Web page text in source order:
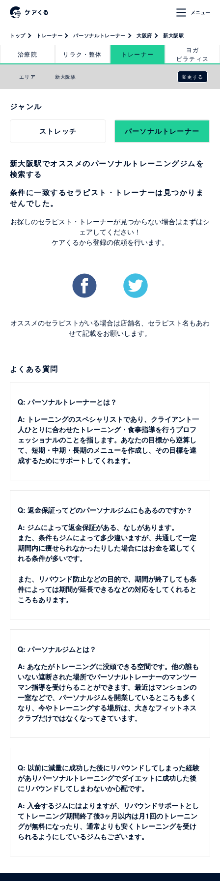
メニュー
トップ トレーナー パーソナルトレーナー 大阪府 新大阪駅
治療院 リラク・整体 トレーナー
ヨガ
ピラティス
エリア 新大阪駅 変更する
ジャンル
ストレッチ パーソナルトレーナー
新大阪駅でオススメのパーソナルトレーニングジムを
検索する
条件に一致するセラピスト・トレーナーは見つかりま
せんでした。
お探しのセラピスト・トレーナーが見つからない場合はまずはシ
ェアしてください！
ケアくるから登録の依頼を行います。
オススメのセラピストがいる場合は店舗名、セラピスト名もあわ
せて記載をお願いします。
よくある質問
Q: パーソナルトレーナーとは？
A: トレーニングのスペシャリストであり、クライアント一
人ひとりに合わせたトレーニング・食事指導を行うプロフ
ェッショナルのことを指します。あなたの目標から逆算し
て、短期・中期・長期のメニューを作成し、その目標を達
成するためにサポートしてくれます。
Q: 返金保証ってどのパーソナルジムにもあるのですか？
A: ジムによって返金保証がある、なしがあります。
また、条件もジムによって多少違いますが、共通して一定
期間内に痩せられなかったりした場合にはお金を返してく
れる条件が多いです。
また、リバウンド防止などの目的で、期間が終了しても条
件によっては期間が延長できるなどの対応をしてくれると
ころもあります。
Q: パーソナルジムとは？
A: あなたがトレーニングに没頭できる空間です。他の誰も
いない遮断された場所でパーソナルトレーナーのマンツー
マン指導を受けらることができます。最近はマンションの
一室などで、パーソナルジムを開業しているところも多く
なり、今やトレーニングする場所は、大きなフィットネス
クラブだけではなくなってきています。
Q: 以前に減量に成功した後にリバウンドしてしまった経験
がありパーソナルトレーニングでダイエットに成功した後
にリバウンドしてしまわないか心配です。
A: 入会するジムにはよりますが、リバウンドサポートとし
てトレーニング期間終了後3ヶ月以内は月1回のトレーニン
グが無料になったり、通常よりも安くトレーニングを受け
られるようにしているジムもございます。